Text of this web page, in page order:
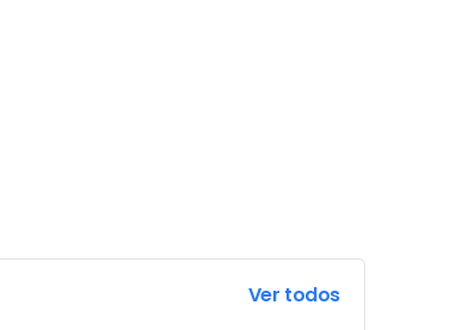
Ver todos